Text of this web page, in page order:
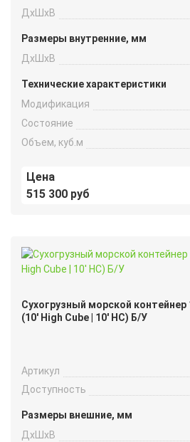
ДxШxВ
Размеры внутренние, мм
ДxШxВ
Технические характеристики
Модификация
Состояние
Объем, куб.м
Цена
515 300 руб
Сухогрузный морской
(10′ High Cube | 10′ HC) Б/У
Артикул
Доступность
Размеры внешние, мм
ДxШxВ